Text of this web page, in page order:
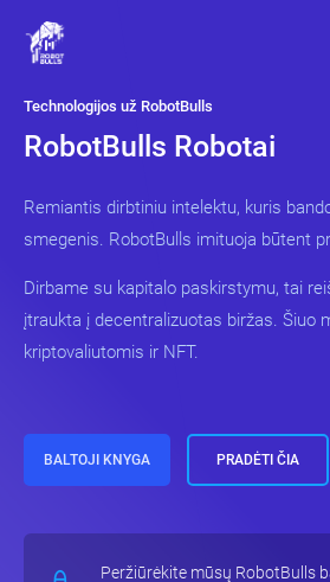
Technologijos už RobotBulls
RobotBulls Robotai
Remiantis dirbtiniu intelektu, kuris
smegenis. RobotBulls imituoja būtent
Dirbame su kapitalo paskirstymu, tai
įtraukta į decentralizuotas biržas. Šiuo
kriptovaliutomis ir NFT.
BALTOJI KNYGA PRADĖTI ČIA
Peržiūrėkite mūsų RobotBulls